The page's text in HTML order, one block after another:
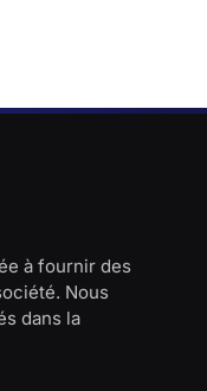
à fournir des
Nous
dans la